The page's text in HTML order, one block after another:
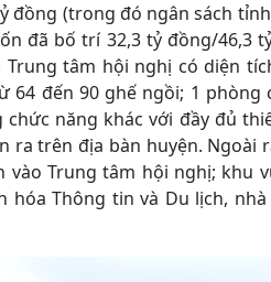
đồng (trong đó ngân sách
đã bố trí 32,3 tỷ đồng/46,3
tâm hội nghị có diện
64 đến 90 ghế ngồi; 1 phòng
năng khác với đầy đủ
ra trên địa bàn huyện. Ngoài
Trung tâm hội nghị; khu
hóa Thông tin và Du lịch, nhà